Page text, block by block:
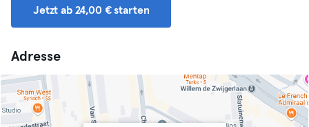
Jetzt ab 24,00 € starten
Adresse